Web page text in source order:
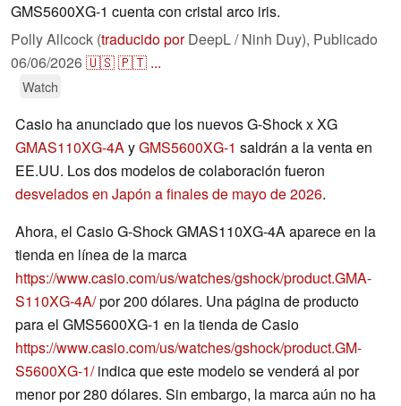
GMS5600XG-1 cuenta con cristal arco iris.
Polly Allcock (traducido porDeepL / Ninh Duy), Publicado
06/06/2026🇺🇸🇵🇹 ...
Watch
Casio ha anunciado que los nuevos G-Shock x XG
GMAS110XG-4AyGMS5600XG-1 saldrán a la venta en
EE.UU. Los dos modelos de colaboración fueron
desvelados en Japón a finales de mayo de 2026.
Ahora, el Casio G-Shock GMAS110XG-4A aparece en la
tienda en línea de la marca
https://www.casio.com/us/watches/gshock/product.GMA-
S110XG-4A/por 200 dólares. Una página de producto
para el GMS5600XG-1 en la tienda de Casio
https://www.casio.com/us/watches/gshock/product.GM-
S5600XG-1/indica que este modelo se venderá al por
menor por 280 dólares. Sin embargo, la marca aún no ha